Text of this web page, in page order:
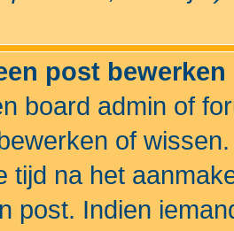
post
board admin of
of
tijd na het
post. Indien